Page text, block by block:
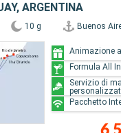
ARGENTINA
10 g Buenos
Animazione
Formula All
Servizio di
Pacchetto